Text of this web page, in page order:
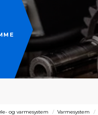
og varmesystem Varmesystem